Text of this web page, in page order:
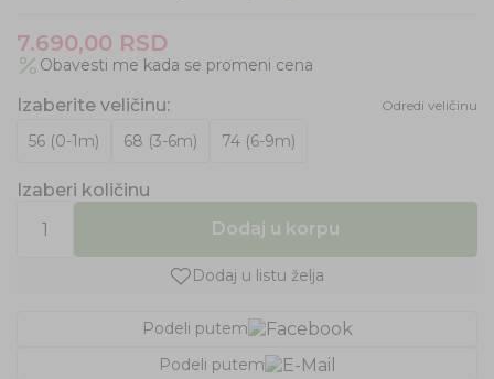
7.690,00 RSD
Obavesti me kada se promeni cena
Izaberite veličinu: Odredi veličinu
56 (0-1m) 68 (3-6m) 74 (6-9m)
Izaberi količinu
Dodaj u korpu
Dodaj u listu želja
Podeli putem
Podeli putem